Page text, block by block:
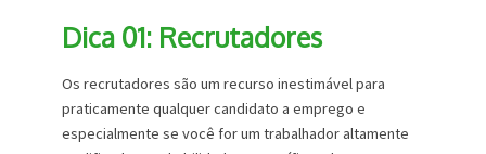
Dica 01: Recrutadores
Os recrutadores são um recurso inestimável para
praticamente qualquer candidato a emprego e
especialmente se você for um trabalhador altamente